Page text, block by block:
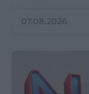
07.08.2026